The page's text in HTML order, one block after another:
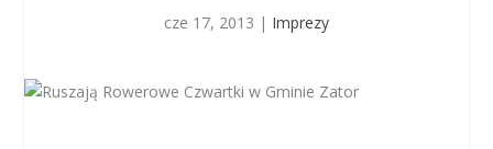
cze 17, 2013 | Imprezy